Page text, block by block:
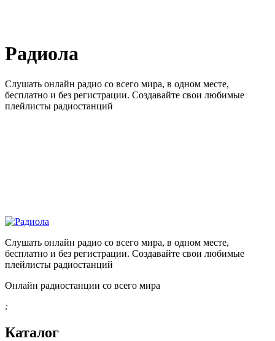
Радиола
Слушать онлайн радио со всего мира, в одном месте,
бесплатно и без регистрации. Создавайте свои любимые
плейлисты радиостанций
Слушать онлайн радио со всего мира, в одном месте,
бесплатно и без регистрации. Создавайте свои любимые
плейлисты радиостанций
Онлайн радиостанции со всего мира
:
Каталог